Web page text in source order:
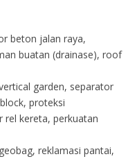
beton jalan raya,
buatan (drainase), roof
garden, separator
proteksi
rel kereta, perkuatan
geobag, reklamasi pantai,